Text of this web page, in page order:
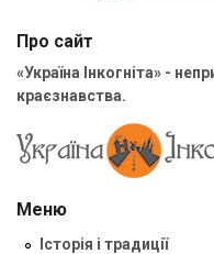
Про сайт
«Україна Інкогніта» -
краєзнавства.
Меню
Історія і традиції